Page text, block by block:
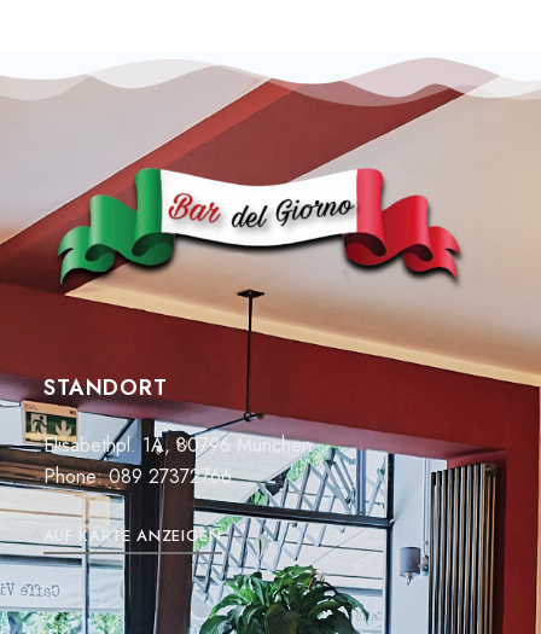
STANDORT
Elisabethpl. 1A, 80796 München
Phone:089 27372766
AUF KARTE ANZEIGEN